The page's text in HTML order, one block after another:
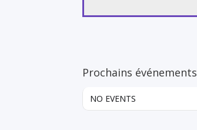
Prochains événements
NO EVENTS